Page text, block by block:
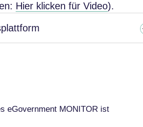
Hier klicken für Video).
eGovernment MONITOR ist